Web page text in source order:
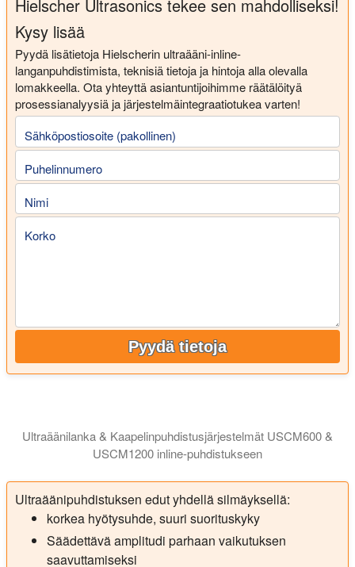
Hielscher Ultrasonics tekee sen mahdolliseksi!
Kysy lisää
Pyydä lisätietoja Hielscherin ultraääni-inline-
langanpuhdistimista, teknisiä tietoja ja hintoja alla olevalla
lomakkeella. Ota yhteyttä asiantuntijoihimme räätälöityä
prosessianalyysiä ja järjestelmäintegraatiotukea varten!
Sähköpostiosoite (pakollinen)
Puhelinnumero
Nimi
Korko
Pyydä tietoja
Ultraäänilanka & Kaapelinpuhdistusjärjestelmät USCM600 &
USCM1200 inline-puhdistukseen
Ultraäänipuhdistuksen edut yhdellä silmäyksellä:
korkea hyötysuhde, suuri suorituskyky
Säädettävä amplitudi parhaan vaikutuksen
saavuttamiseksi